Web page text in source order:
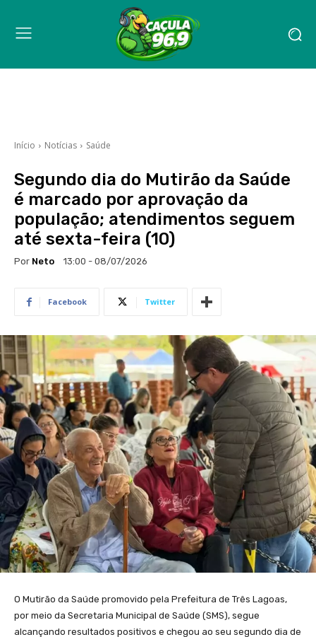
Início Notícias Saúde
Segundo dia do Mutirão da Saúde
é marcado por aprovação da
população; atendimentos seguem
até sexta-feira (10)
Por Neto 13:00 - 08/07/2026
Facebook Twitter
O Mutirão da Saúde promovido pela Prefeitura de Três Lagoas,
por meio da Secretaria Municipal de Saúde (SMS), segue
alcançando resultados positivos e chegou ao seu segundo dia de